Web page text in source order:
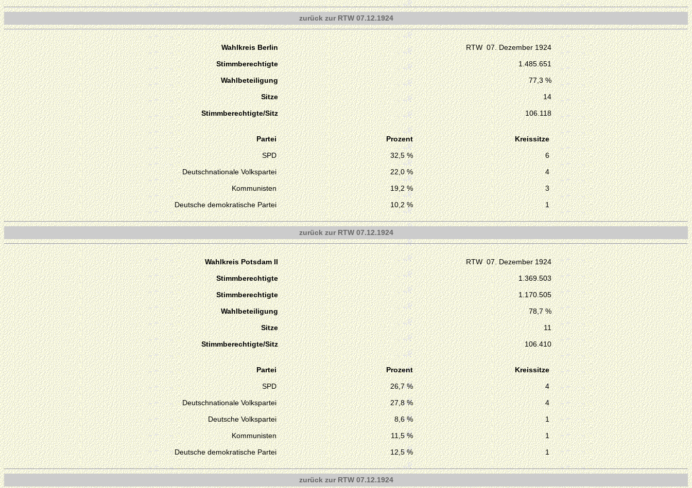
zurück zur RTW 07.12.1924
Wahlkreis Berlin
RTW 07. Dezember 1924
Stimmberechtigte
1.485.651
Wahlbeteiligung
77,3 %
Sitze
14
Stimmberechtigte/Sitz
106.118
Partei Prozent
Kreissitze
SPD
32,5 %
6
Deutschnationale Volkspartei
22,0 %
4
Kommunisten
19,2 %
3
Deutsche demokratische Partei
10,2 % 1
zurück zur RTW 07.12.1924
Wahlkreis Potsdam II
RTW 07. Dezember 1924
Stimmberechtigte
1.369.503
Stimmberechtigte
1.170.505
Wahlbeteiligung
78,7 %
Sitze
11
Stimmberechtigte/Sitz
106.410
Partei Prozent
Kreissitze
SPD
26,7 %
4
Deutschnationale Volkspartei
27,8 %
4
Deutsche Volkspartei
8,6 %
1
Kommunisten
11,5 %
1
Deutsche demokratische Partei
12,5 % 1
zurück zur RTW 07.12.1924